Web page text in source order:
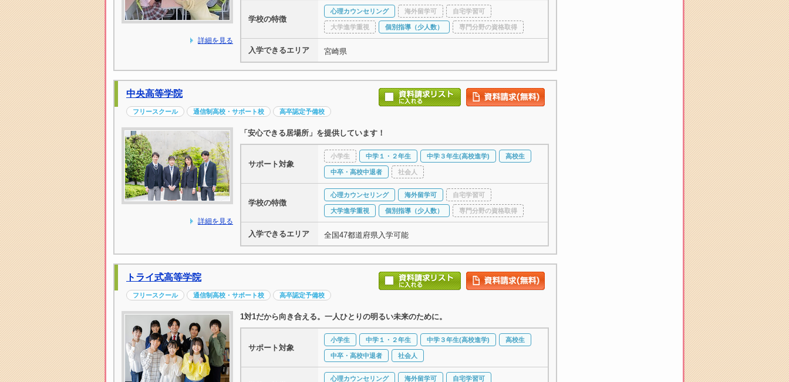
詳細を見る
学校の特徴
心理カウンセリング 海外留学可 自宅学習可
大学進学重視 個別指導（少人数） 専門分野の資格取得
入学できるエリア 宮崎県
中央高等学院
フリースクール 通信制高校・サポート校 高卒認定予備校
詳細を見る
「安心できる居場所」を提供しています！
サポート対象
小学生 中学１・２年生 中学３年生(高校進学) 高校生
中卒・高校中退者 社会人
学校の特徴
心理カウンセリング 海外留学可 自宅学習可
大学進学重視 個別指導（少人数） 専門分野の資格取得
入学できるエリア 全国47都道府県入学可能
トライ式高等学院
フリースクール 通信制高校・サポート校 高卒認定予備校
1対1だから向き合える。一人ひとりの明るい未来のために。
サポート対象
小学生 中学１・２年生 中学３年生(高校進学) 高校生
中卒・高校中退者 社会人
心理カウンセリング 海外留学可 自宅学習可